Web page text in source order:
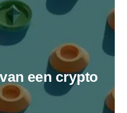
een crypto